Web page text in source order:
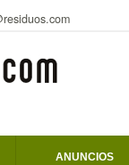
ANUNCIOS